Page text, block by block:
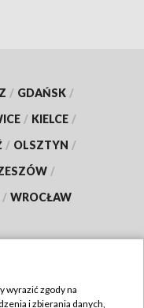
/ GDAŃSK /
/ KIELCE /
/ OLSZTYN /
/
/ WROCŁAW
wyrazić zgody na
i zbierania danych,